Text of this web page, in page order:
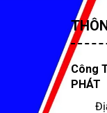
Công
PHÁT